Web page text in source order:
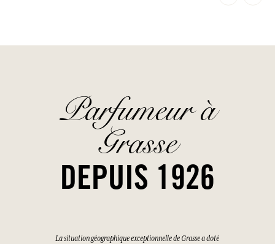
Parfumeur à
Grasse
DEPUIS 1926
La situation géographique exceptionnelle de Grasse a doté